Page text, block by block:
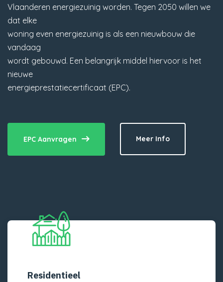
Vlaanderen energiezuinig worden. Tegen 2050 willen we
dat elke
woning even energiezuinig is als een nieuwbouw die
vandaag
wordt gebouwd. Een belangrijk middel hiervoor is het
nieuwe
energieprestatiecertificaat (EPC).
EPC Aanvragen Meer Info
Residentieel